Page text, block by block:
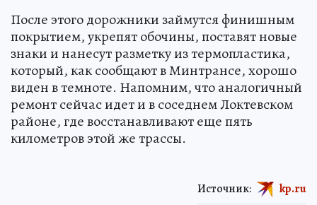
После этого дорожники займутся финишным
покрытием, укрепят обочины, поставят новые
знаки и нанесут разметку из термопластика,
который, как сообщают в Минтрансе, хорошо
виден в темноте. Напомним, что аналогичный
ремонт сейчас идет и в соседнем Локтевском
районе, где восстанавливают еще пять
километров этой же трассы.
Источник: kp.ru